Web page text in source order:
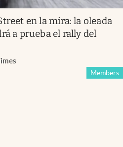
en la mira: la oleada
a prueba el rally del
Members